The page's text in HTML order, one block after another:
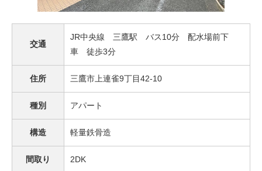
交通
JR中央線 三鷹駅 バス10分 配水場前下
車 徒歩3分
住所 三鷹市上連雀9丁目42-10
種別 アパート
構造 軽量鉄骨造
間取り 2DK